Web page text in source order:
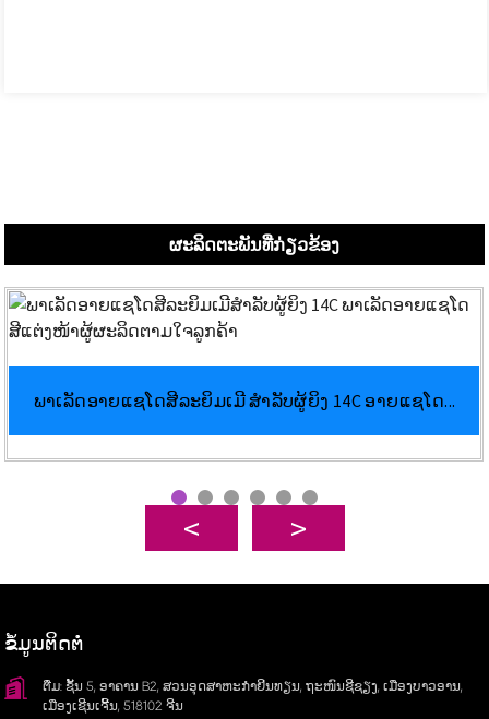
ຜະລິດຕະພັນທີ່ກ່ຽວຂ້ອງ
ພາເລັດອາຍແຊໂດສີລະຍິມເມີ ສຳລັບຜູ້ຍິງ 14C ອາຍແຊໂດ...
ຂໍ້ມູນຕິດຕໍ່
ຕື່ມ: ຊັ້ນ 5, ອາຄານ B2, ສວນອຸດສາຫະກຳຢິນທຽນ, ຖະໜົນຊີຊຽງ, ເມືອງບາວອານ,
ເມືອງເຊີນເຈີ້ນ, 518102 ຈີນ